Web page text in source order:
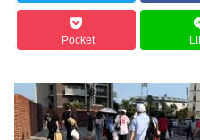
Pocket